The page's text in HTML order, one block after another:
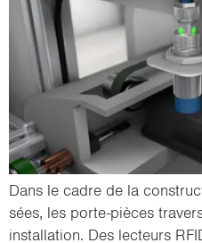
Dans le cadre de la
sées, les porte-​pièces
ins­tal­la­tion. Des lec­teurs